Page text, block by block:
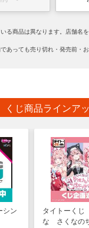
る商品は異なります。店舗名
あっても売り切れ・発売前・
くじ商品ラインア
シン
タイトーくじ
な さくなの